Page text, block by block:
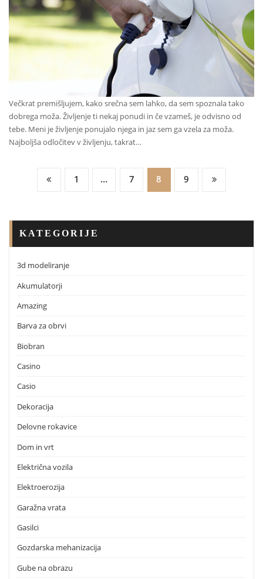
Večkrat premišljujem, kako srečna sem lahko, da sem spoznala tako
dobrega moža. Življenje ti nekaj ponudi in če vzameš, je odvisno od
tebe. Meni je življenje ponujalo njega in jaz sem ga vzela za moža.
Najboljša odločitev v življenju, takrat…
Številčenje
1 … 7 8 9
KATEGORIJE
3d modeliranje
Akumulatorji
Amazing
Barva za obrvi
Biobran
Casino
Casio
Dekoracija
Delovne rokavice
Dom in vrt
Električna vozila
Elektroerozija
Garažna vrata
Gasilci
Gozdarska mehanizacija
Gube na obrazu